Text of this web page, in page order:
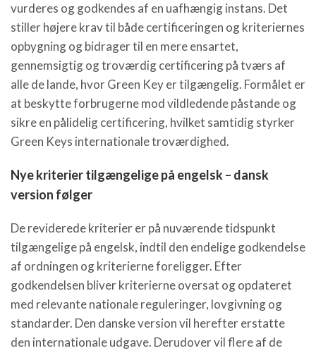
vurderes og godkendes af en uafhængig instans. Det
stiller højere krav til både certificeringen og kriteriernes
opbygning og bidrager til en mere ensartet,
gennemsigtig og troværdig certificering på tværs af
alle de lande, hvor Green Key er tilgængelig. Formålet er
at beskytte forbrugerne mod vildledende påstande og
sikre en pålidelig certificering, hvilket samtidig styrker
Green Keys internationale troværdighed.
Nye kriterier tilgængelige på engelsk – dansk
version følger
De reviderede kriterier er på nuværende tidspunkt
tilgængelige på engelsk, indtil den endelige godkendelse
af ordningen og kriterierne foreligger. Efter
godkendelsen bliver kriterierne oversat og opdateret
med relevante nationale reguleringer, lovgivning og
standarder. Den danske version vil herefter erstatte
den internationale udgave. Derudover vil flere af de